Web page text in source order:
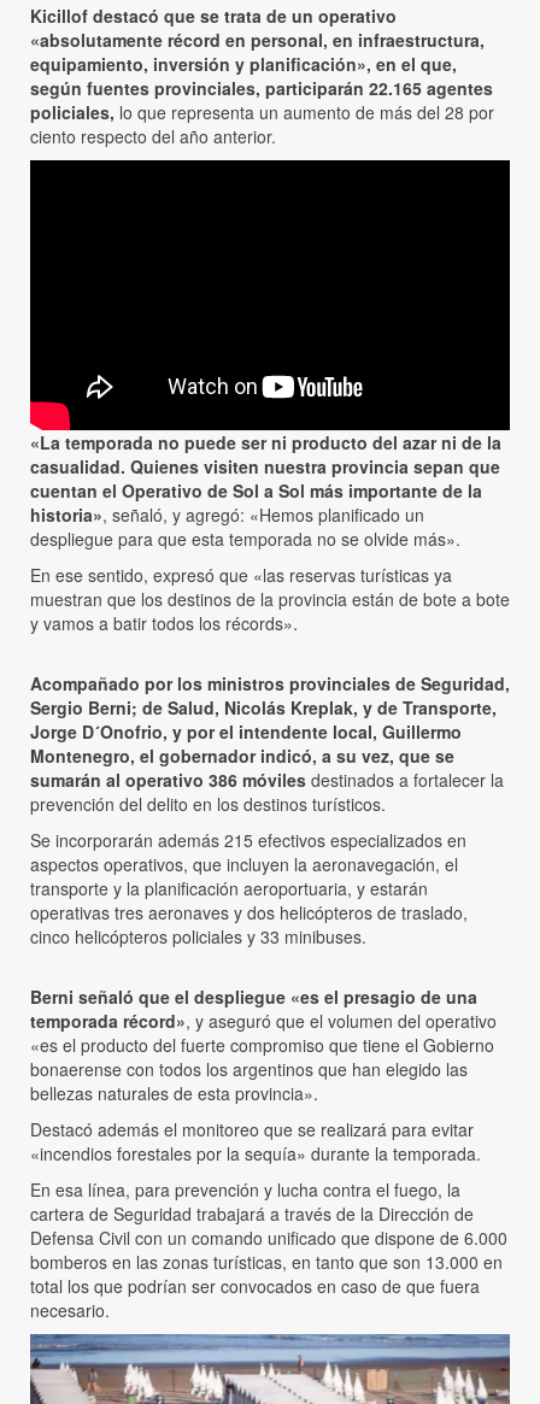
Kicillof destacó que se trata de un operativo
«absolutamente récord en personal, en infraestructura,
equipamiento, inversión y planificación», en el que,
según fuentes provinciales, participarán 22.165 agentes
policiales, lo que representa un aumento de más del 28 por
ciento respecto del año anterior.
«La temporada no puede ser ni producto del azar ni de la
casualidad. Quienes visiten nuestra provincia sepan que
cuentan el Operativo de Sol a Sol más importante de la
historia», señaló, y agregó: «Hemos planificado un
despliegue para que esta temporada no se olvide más».
En ese sentido, expresó que «las reservas turísticas ya
muestran que los destinos de la provincia están de bote a bote
y vamos a batir todos los récords».
Acompañado por los ministros provinciales de Seguridad,
Sergio Berni; de Salud, Nicolás Kreplak, y de Transporte,
Jorge D´Onofrio, y por el intendente local, Guillermo
Montenegro, el gobernador indicó, a su vez, que se
sumarán al operativo 386 móviles destinados a fortalecer la
prevención del delito en los destinos turísticos.
Se incorporarán además 215 efectivos especializados en
aspectos operativos, que incluyen la aeronavegación, el
transporte y la planificación aeroportuaria, y estarán
operativas tres aeronaves y dos helicópteros de traslado,
cinco helicópteros policiales y 33 minibuses.
Berni señaló que el despliegue «es el presagio de una
temporada récord», y aseguró que el volumen del operativo
«es el producto del fuerte compromiso que tiene el Gobierno
bonaerense con todos los argentinos que han elegido las
bellezas naturales de esta provincia».
Destacó además el monitoreo que se realizará para evitar
«incendios forestales por la sequía» durante la temporada.
En esa línea, para prevención y lucha contra el fuego, la
cartera de Seguridad trabajará a través de la Dirección de
Defensa Civil con un comando unificado que dispone de 6.000
bomberos en las zonas turísticas, en tanto que son 13.000 en
total los que podrían ser convocados en caso de que fuera
necesario.